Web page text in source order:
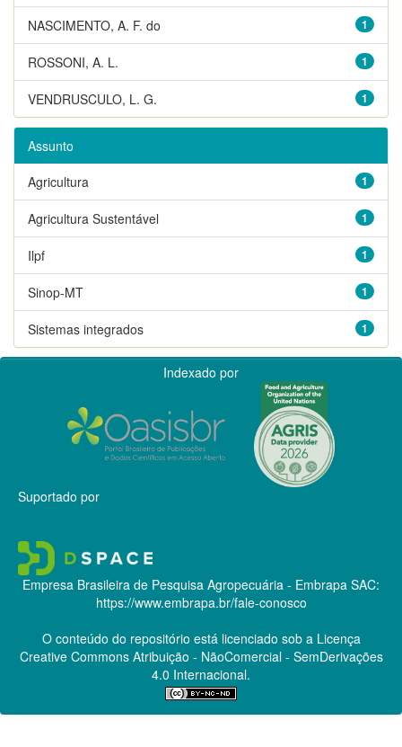
1
NASCIMENTO, A. F. do
1
ROSSONI, A. L.
1
VENDRUSCULO, L. G.
Assunto
1
Agricultura
1
Agricultura Sustentável
1
Ilpf
1
Sinop-MT
1
Sistemas integrados
Indexado por
Suportado por
Empresa Brasileira de Pesquisa Agropecuária - Embrapa SAC:
https://www.embrapa.br/fale-conosco
O conteúdo do repositório está licenciado sob a Licença
Creative CommonsAtribuição - NãoComercial - SemDerivações
4.0 Internacional.